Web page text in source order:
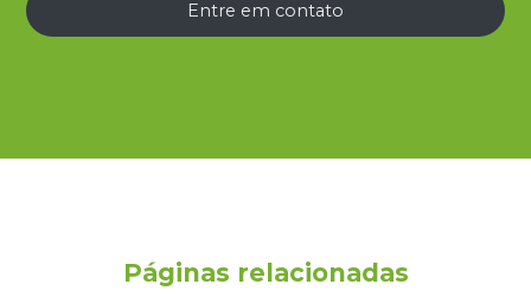
Entre em contato
Páginas relacionadas